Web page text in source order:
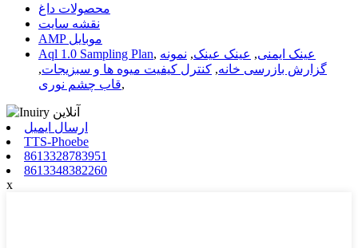
محصولات داغ
نقشه سایت
AMP موبایل
Aql 1.0 Sampling Plan, عینک ایمنی, عینک عینک, نمونه
گزارش بازرسی خانه, کنترل کیفیت میوه ها و سبزیجات,
قاب چشم نوری,
ارسال ایمیل
TTS-Phoebe
8613328783951
8613348382260
x